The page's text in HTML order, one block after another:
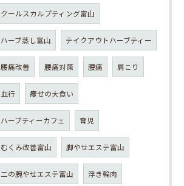
クールスカルプティング富山
ハーブ蒸し富山 テイクアウトハーブティー
腰痛改善 腰痛対策 腰痛 肩こり
血行 痩せの大食い
ハーブティーカフェ 育児
むくみ改善富山 脚やせエステ富山
二の腕やせエステ富山 浮き輪肉